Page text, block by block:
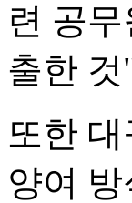
련 공
출한
또한
양여